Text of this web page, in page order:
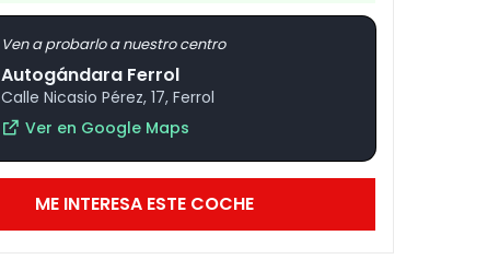
Ven a probarlo a nuestro centro
Autogándara Ferrol
Calle Nicasio Pérez, 17, Ferrol
Ver en Google Maps
ME INTERESA ESTE COCHE